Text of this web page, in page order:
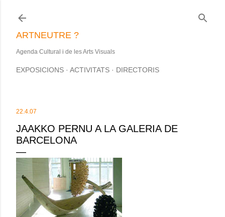
ARTNEUTRE ?
Agenda Cultural i de les Arts Visuals
EXPOSICIONS ACTIVITATS DIRECTORIS
22.4.07
JAAKKO PERNU A LA GALERIA DE
BARCELONA